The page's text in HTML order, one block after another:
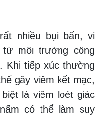
nhiều bụi bẩn, vi
từ môi trường công
Khi tiếp xúc thường
gây viêm kết mạc,
là viêm loét giác
có thể làm suy